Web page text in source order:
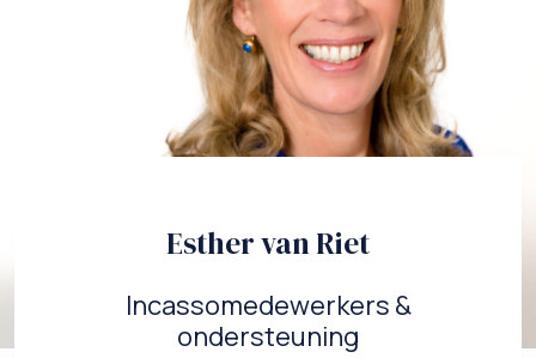
Esther van Riet
Incassomedewerkers &
ondersteuning